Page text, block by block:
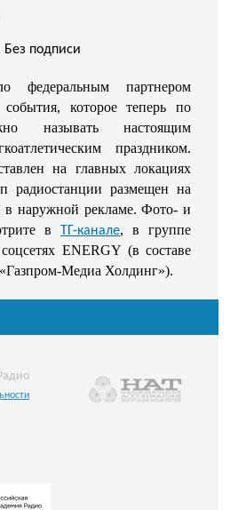
федеральным партнером
события, которое теперь по
называть настоящим
праздником.
на главных локациях
радиостанции размещен на
в наружной рекламе. Фото- и
в TГ-канале, в группе
ENERGY (в составе
Медиа Холдинг»).